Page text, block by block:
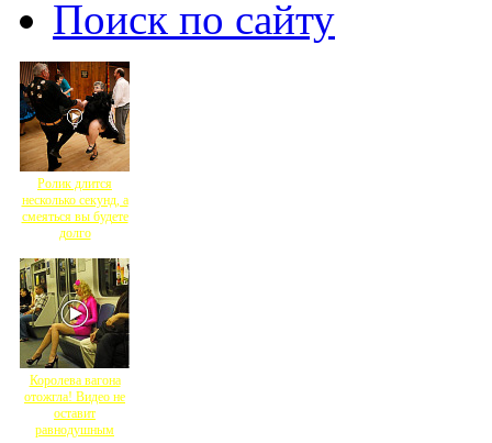
Поиск по сайту
Ролик длится
несколько секунд, а
смеяться вы будете
долго
Королева вагона
отожгла! Видео не
оставит
равнодушным